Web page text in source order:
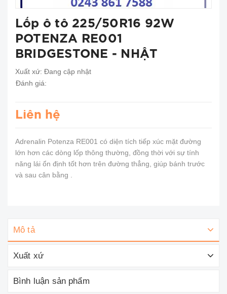
Lốp ô tô 225/50R16 92W
POTENZA RE001
BRIDGESTONE - NHẬT
Xuất xứ: Đang cập nhật
Đánh giá:
Liên hệ
Adrenalin Potenza RE001 có diện tích tiếp xúc mặt đường
lớn hơn các dòng lốp thông thường, đồng thời với sự tính
năng lái ổn định tốt hơn trên đường thẳng, giúp bánh trước
và sau cân bằng .
Mô tả
Xuất xứ
Bình luận sản phẩm